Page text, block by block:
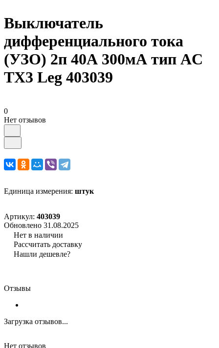
Выключатель
дифференциального тока
(УЗО) 2п 40А 300мА тип AC
TX3 Leg 403039
0
Нет отзывов
Единица измерения: штук
Артикул: 403039
Обновлено 31.08.2025
Нет в наличии
Рассчитать доставку
Нашли дешевле?
Отзывы
Загрузка отзывов...
Нет отзывов